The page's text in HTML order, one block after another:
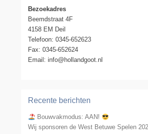
Bezoekadres
Beemdstraat 4F
4158 EM Deil
Telefoon: 0345-652623
Fax: 0345-652624
Email: info@hollandgoot.nl
Recente berichten
Bouwvakmodus: AAN!
Wij sponsoren de West Betuwe Spelen